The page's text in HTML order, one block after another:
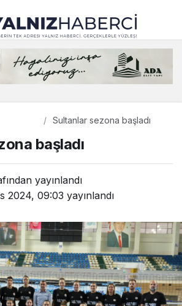
Sultanlar sezona başladı
başladı
yayınlandı
2024, 09:03 yayınlandı
0